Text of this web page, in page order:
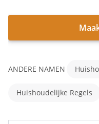
ANDERE NAMEN
Huishoudelijke Regels